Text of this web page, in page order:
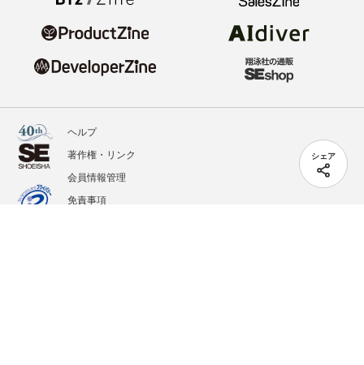
シェア
ヘルプ
著作権・リンク
会員情報管理
免責事項